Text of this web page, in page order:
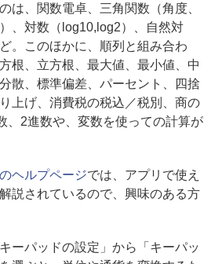
は、関数電卓、三角関数（角度、
、対数（log10,log2）、自然対
。このほかに、順列と組み合わ
根、立方根、最大値、最小値、中
散、標準偏差、パーセント、四捨
上げ、消費税の税込／税別、商の
、2進数や、変数を使っての計算が
ヘルプページでは、アプリで使え
説されているので、興味のある方
ーパッドの設定」から「キーパッ